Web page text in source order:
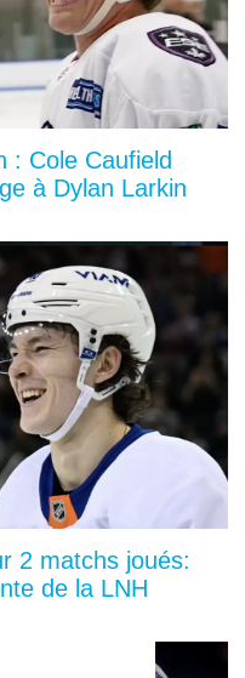
: Cole Caufield
à Dylan Larkin
2 matchs joués:
de la LNH